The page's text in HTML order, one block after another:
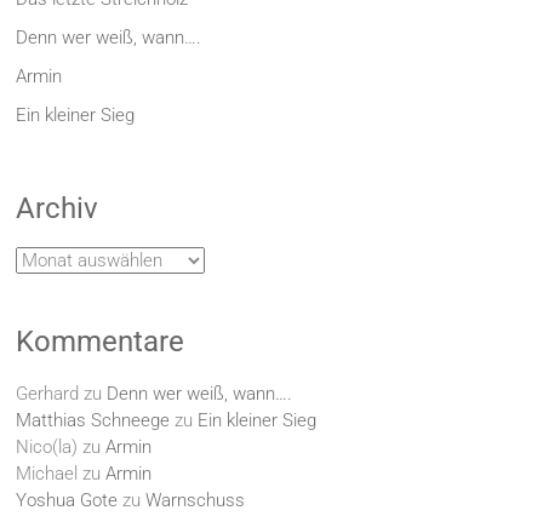
Denn wer weiß, wann….
Armin
Ein kleiner Sieg
Archiv
Archiv
Kommentare
Gerhard zu Denn wer weiß, wann….
Matthias Schneege zu Ein kleiner Sieg
Nico(la) zuArmin
Michael zuArmin
Yoshua Gote zuWarnschuss